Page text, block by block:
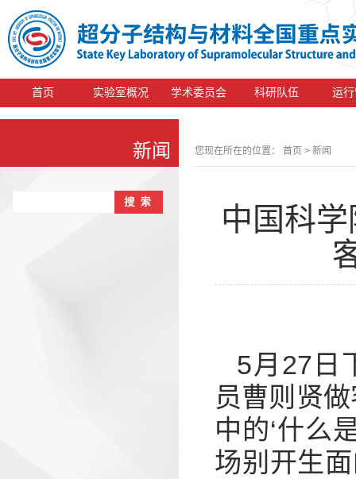
首页 实验室概况 学术委员会 科研队伍 运
新闻 您现在所在的位置： 首页 > 新闻
中国科
5月27日
员曹则贤
中的‘什么
场别开生